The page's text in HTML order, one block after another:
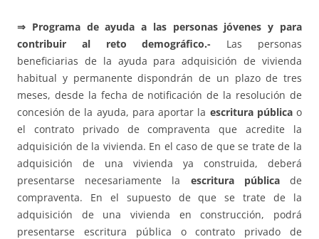
⇒ Programa de ayuda a las personas jóvenes y para
contribuir al reto demográfico.- Las personas
beneficiarias de la ayuda para adquisición de vivienda
habitual y permanente dispondrán de un plazo de tres
meses, desde la fecha de notificación de la resolución de
concesión de la ayuda, para aportar la escritura públicao
el contrato privado de compraventa que acredite la
adquisición de la vivienda. En el caso de que se trate de la
adquisición de una vivienda ya construida, deberá
presentarse necesariamente la escritura públicade
compraventa. En el supuesto de que se trate de la
adquisición de una vivienda en construcción, podrá
presentarse escritura pública o contrato privado de